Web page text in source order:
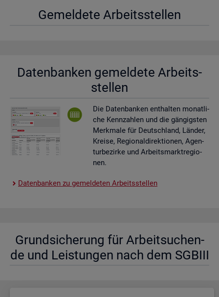
Ge­mel­de­te Ar­beits­stel­len
Da­ten­ban­ken ge­mel­de­te Ar­beits­
stel­len
Die Da­ten­ban­ken ent­hal­ten mo­nat­li­
che Kenn­zah­len und die gän­gigs­ten
Merk­ma­le für Deutsch­land, Län­der,
Krei­se, Re­gio­nal­di­rek­tio­nen, Agen­
tur­be­zir­ke und Ar­beits­markt­re­gio­
nen.
Da­ten­ban­ken zu ge­mel­de­ten Ar­beits­stel­len
Grund­si­che­rung für Ar­beit­su­chen­
de und Leis­tun­gen nach dem SGBIII